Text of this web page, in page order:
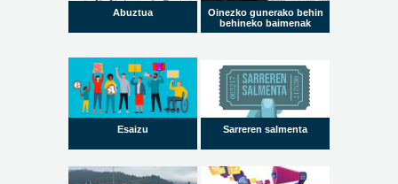
Abuztua
Oinezko gunerako behin
behineko baimenak
Esaizu Sarreren salmenta